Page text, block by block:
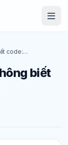
code:
biết